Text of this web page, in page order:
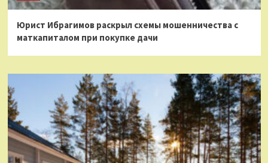
Юрист Ибрагимов раскрыл схемы мошенничества с
маткапиталом при покупке дачи